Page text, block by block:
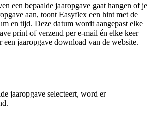
een bepaalde jaaropgave gaat hangen of je
aan, toont Easyflex een hint met de
en tijd. Deze datum wordt aangepast elke
print of verzend per e-mail én elke keer
jaaropgave download van de website.
jaaropgave selecteert, word er